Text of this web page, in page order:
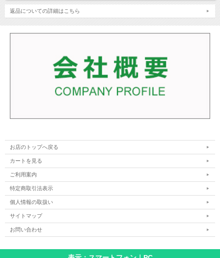
返品についての詳細はこちら
お店のトップへ戻る
カートを見る
ご利用案内
特定商取引法表示
個人情報の取扱い
サイトマップ
お問い合わせ